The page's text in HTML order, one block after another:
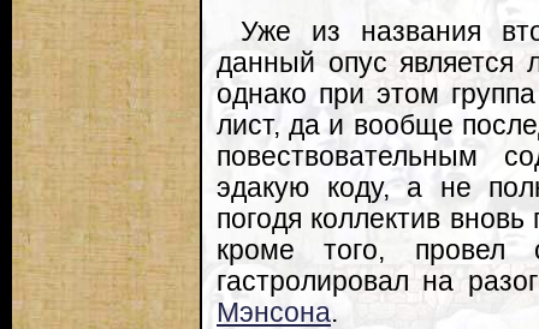
Уже из названия
данный опус является
однако при этом
лист, да и вообще
повествовательным
эдакую коду, а не
погодя коллектив
кроме того, провел
гастролировал на
Мэнсона.